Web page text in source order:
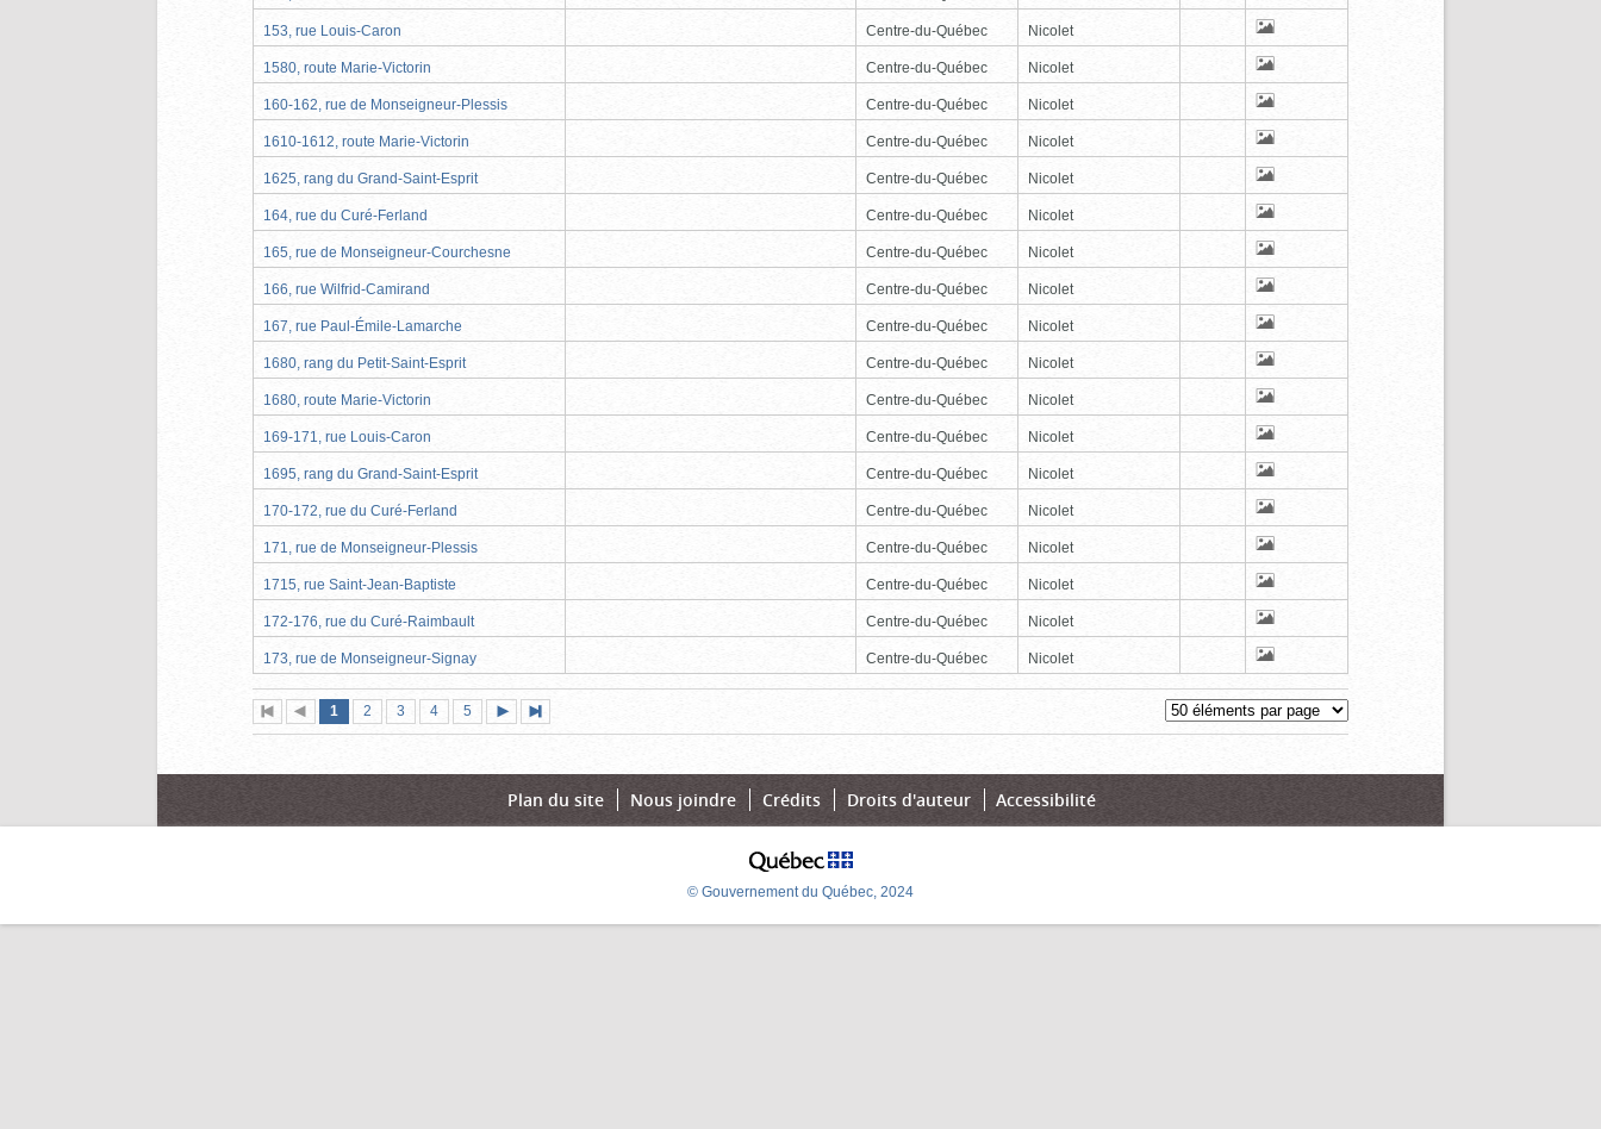
153, rue Louis-Caron Centre-du-Québec Nicolet
1580, route Marie-Victorin Centre-du-Québec Nicolet
160-162, rue de Monseigneur-Plessis Centre-du-Québec Nicolet
1610-1612, route Marie-Victorin Centre-du-Québec Nicolet
1625, rang du Grand-Saint-Esprit Centre-du-Québec Nicolet
164, rue du Curé-Ferland Centre-du-Québec Nicolet
165, rue de Monseigneur-Courchesne Centre-du-Québec Nicolet
166, rue Wilfrid-Camirand Centre-du-Québec Nicolet
167, rue Paul-Émile-Lamarche Centre-du-Québec Nicolet
1680, rang du Petit-Saint-Esprit Centre-du-Québec Nicolet
1680, route Marie-Victorin Centre-du-Québec Nicolet
169-171, rue Louis-Caron Centre-du-Québec Nicolet
1695, rang du Grand-Saint-Esprit Centre-du-Québec Nicolet
170-172, rue du Curé-Ferland Centre-du-Québec Nicolet
171, rue de Monseigneur-Plessis Centre-du-Québec Nicolet
1715, rue Saint-Jean-Baptiste Centre-du-Québec Nicolet
172-176, rue du Curé-Raimbault Centre-du-Québec Nicolet
173, rue de Monseigneur-Signay Centre-du-Québec Nicolet
Première
page
Page
précédente
Page
1 (page
actuelle)
Page
2 Page
3 Page
4 Page
5
suivante
page
Plan du site Nous joindre Crédits Droits d'auteur Accessibilité
© Gouvernement du Québec, 2024